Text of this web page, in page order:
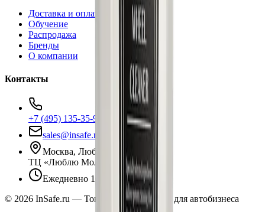
Доставка и оплата
Обучение
Распродажа
Бренды
О компании
Контакты
+7 (495) 135-35-99
sales@insafe.ru
Москва, Люблинская ул., 153.
ТЦ «Люблю Молл», -1 уровень
Ежедневно 10:00 — 19:00
© 2026 InSafe.ru — Товары и технологии для автобизнеса